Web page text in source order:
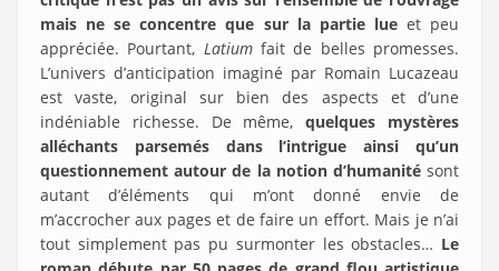
mais ne se concentre que sur la partie lueet peu
appréciée. Pourtant, Latiumfait de belles promesses.
L’univers d’anticipation imaginé par Romain Lucazeau
est vaste, original sur bien des aspects et d’une
indéniable richesse. De même,quelques mystères
alléchants parsemés dans l’intrigue ainsi qu’un
questionnement autour de la notion d’humanitésont
autant d’éléments qui m’ont donné envie de
m’accrocher aux pages et de faire un effort. Mais je n’ai
tout simplement pas pu surmonter les obstacles… Le